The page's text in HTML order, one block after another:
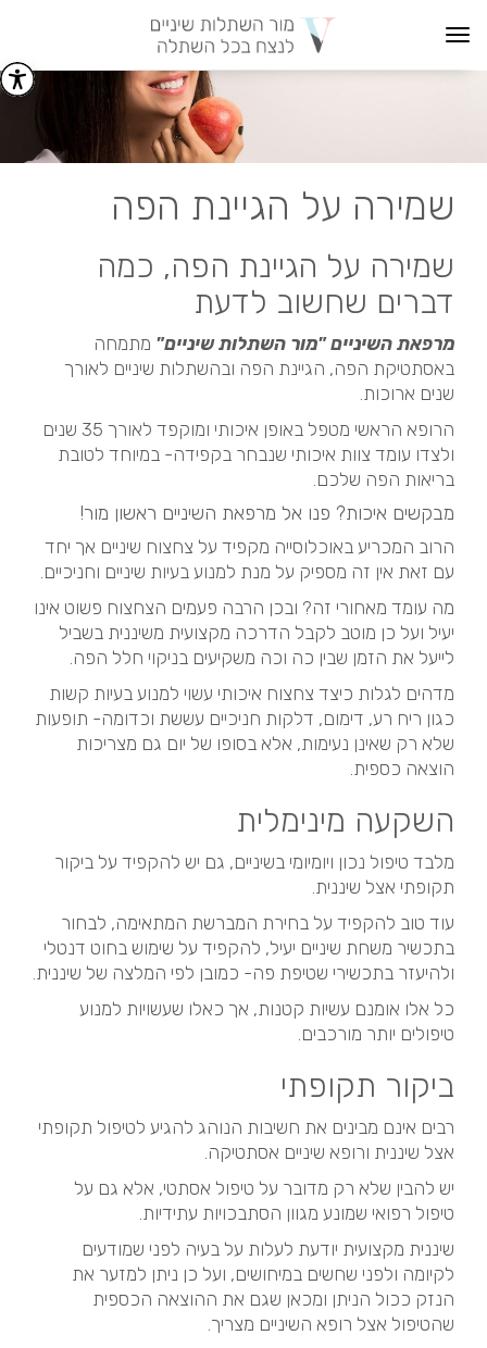
Toggle
שמירה על הגיינת הפה
שמירה על הגיינת הפה, כמה
דברים שחשוב לדעת
מרפאת השיניים "מור השתלות שיניים" מתמחה
באסתטיקת הפה, הגיינת הפה ובהשתלות שיניים לאורך
שנים ארוכות.
הרופא הראשי מטפל באופן איכותי ומוקפד לאורך 35 שנים
ולצדו עומד צוות איכותי שנבחר בקפידה- במיוחד לטובת
בריאות הפה שלכם.
מבקשים איכות? פנו אל מרפאת השיניים ראשון מור!
הרוב המכריע באוכלוסייה מקפיד על צחצוח שיניים אך יחד
עם זאת אין זה מספיק על מנת למנוע בעיות שיניים וחניכיים.
מה עומד מאחורי זה? ובכן הרבה פעמים הצחצוח פשוט אינו
יעיל ועל כן מוטב לקבל הדרכה מקצועית משיננית בשביל
לייעל את הזמן שבין כה וכה משקיעים בניקוי חלל הפה.
מדהים לגלות כיצד צחצוח איכותי עשוי למנוע בעיות קשות
כגון ריח רע, דימום, דלקות חניכיים עששת וכדומה- תופעות
שלא רק שאינן נעימות, אלא בסופו של יום גם מצריכות
הוצאה כספית.
השקעה מינימלית
מלבד טיפול נכון ויומיומי בשיניים, גם יש להקפיד על ביקור
תקופתי אצל שיננית.
עוד טוב להקפיד על בחירת המברשת המתאימה, לבחור
בתכשיר משחת שיניים יעיל, להקפיד על שימוש בחוט דנטלי
ולהיעזר בתכשירי שטיפת פה- כמובן לפי המלצה של שיננית.
כל אלו אומנם עשיות קטנות, אך כאלו שעשויות למנוע
טיפולים יותר מורכבים.
ביקור תקופתי
רבים אינם מבינים את חשיבות הנוהג להגיע לטיפול תקופתי
אצל שיננית ורופא שיניים אסתטיקה.
יש להבין שלא רק מדובר על טיפול אסתטי, אלא גם על
טיפול רפואי שמונע מגוון הסתבכויות עתידיות.
שיננית מקצועית יודעת לעלות על בעיה לפני שמודעים
לקיומה ולפני שחשים במיחושים, ועל כן ניתן למזער את
הנזק ככול הניתן ומכאן שגם את ההוצאה הכספית
שהטיפול אצל רופא השיניים מצריך.